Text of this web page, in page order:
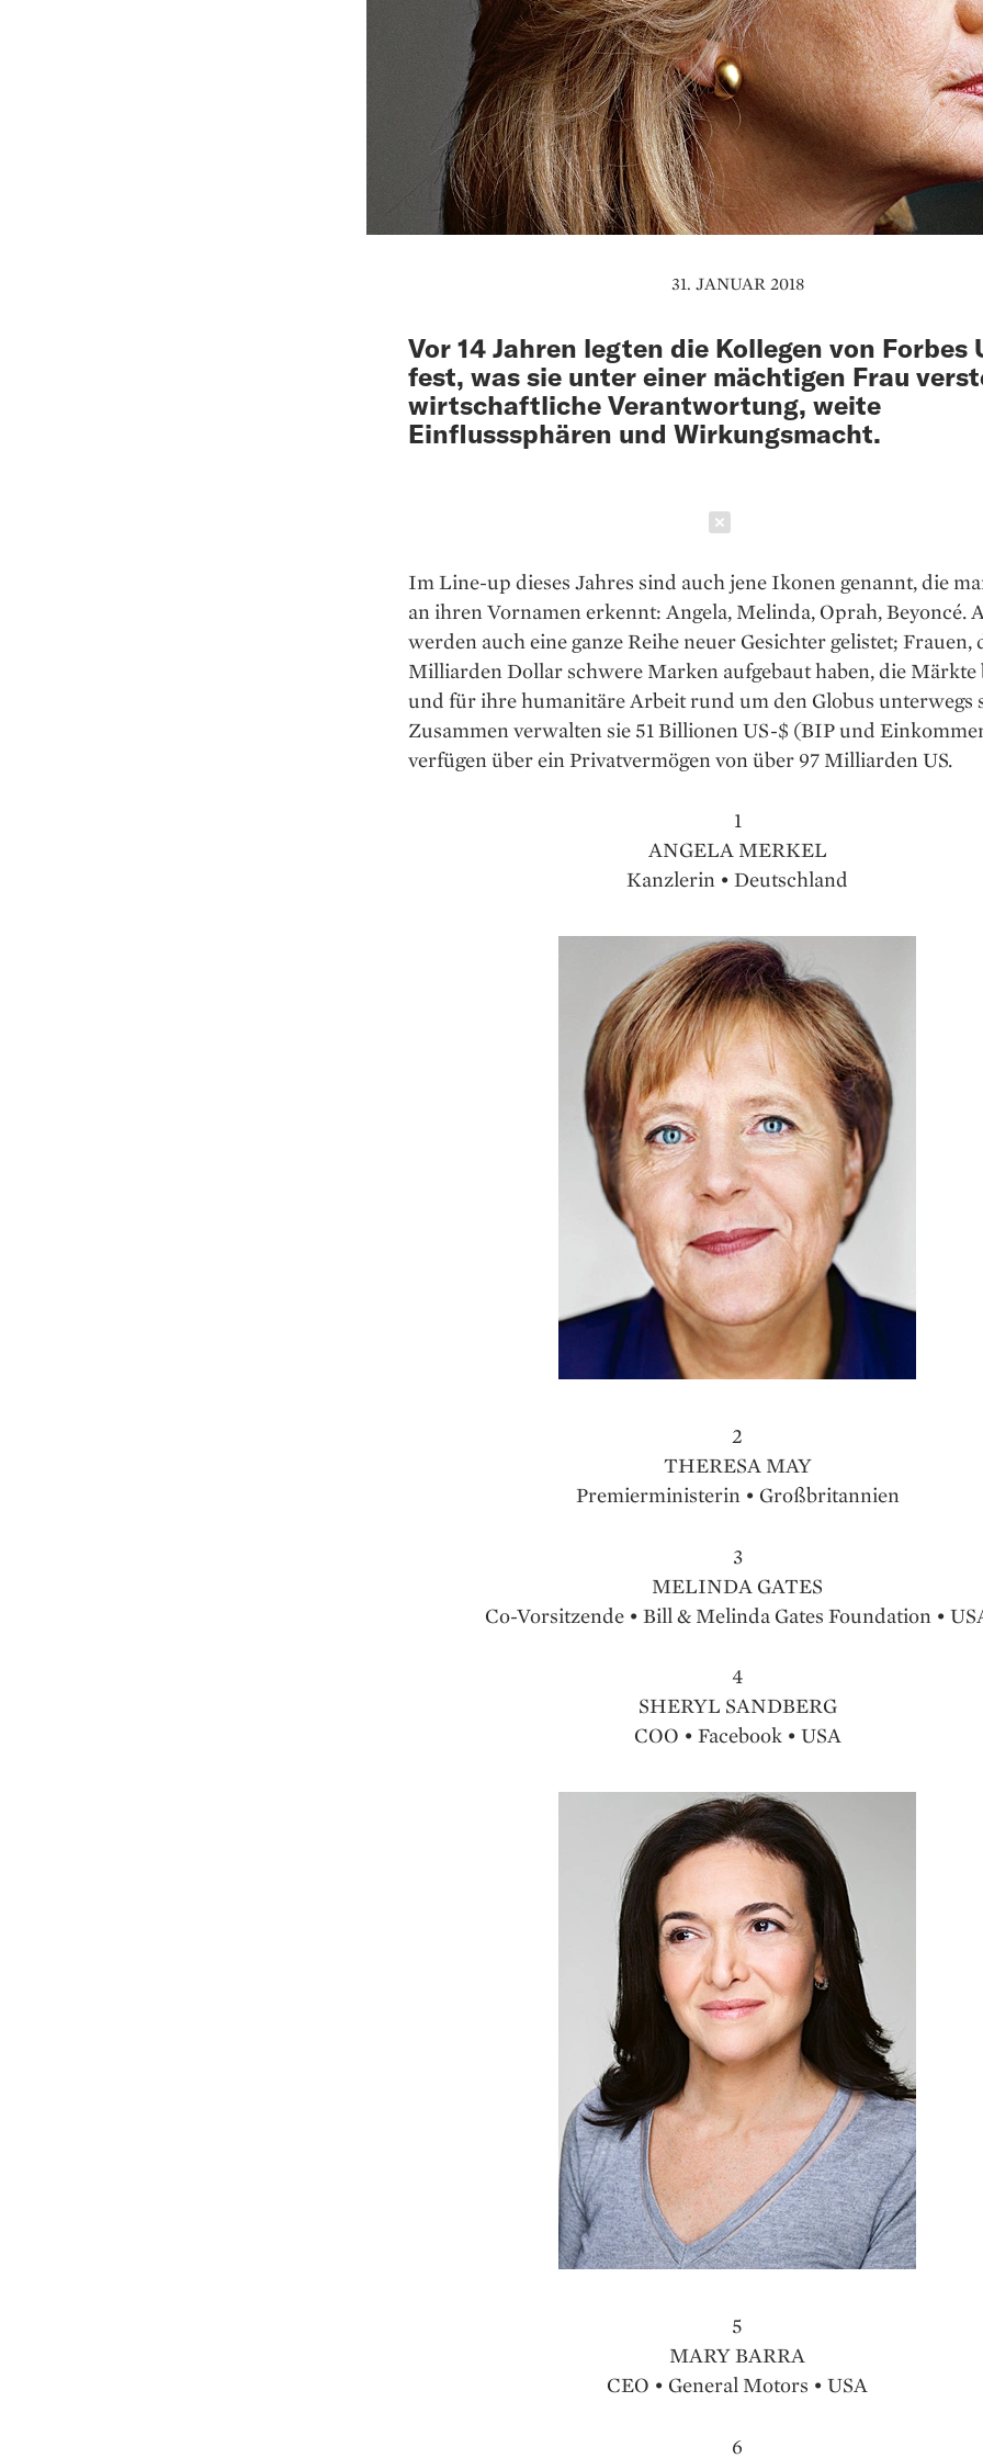
31. JANUAR 2018
Vor 14 Jahren legten die Kollegen von Forbes
fest, was sie unter einer mächtigen Frau
wirtschaftliche Verantwortung, weite
Einflusssphären und Wirkungsmacht.
Im Line-up dieses Jahres sind auch jene Ikonen genannt, die
an ihren Vornamen erkennt: Angela, Melinda, Oprah, Beyoncé.
werden auch eine ganze Reihe neuer Gesichter gelistet; Frauen,
Milliarden Dollar schwere Marken aufgebaut haben, die Märkte
und für ihre humanitäre Arbeit rund um den Globus unterwegs
Zusammen verwalten sie 51 Billionen US-$ (BIP und
verfügen über ein Privatvermögen von über 97 Milliarden US.
1
ANGELA MERKEL
Kanzlerin • Deutschland
2
THERESA MAY
Premierministerin • Großbritannien
3
MELINDA GATES
Co-Vorsitzende • Bill & Melinda Gates Foundation •
4
SHERYL SANDBERG
COO • Facebook • USA
5
MARY BARRA
CEO • General Motors • USA
6